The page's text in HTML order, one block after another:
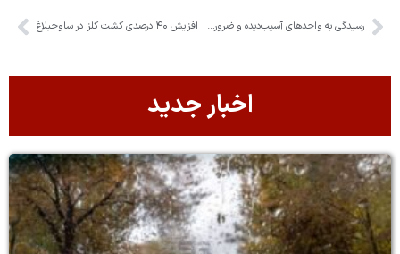
رسیدگی به واحد‌های آسیب‌دیده و ضرورت حمایت از اصناف در البرز افزایش ۴۰ درصدی کشت کلزا در ساوجبلاغ
اخبار جدید